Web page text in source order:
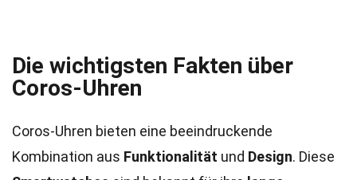
Die wichtigsten Fakten über
Coros-Uhren
Coros-Uhren bieten eine beeindruckende
Kombination aus Funktionalität und Design. Diese